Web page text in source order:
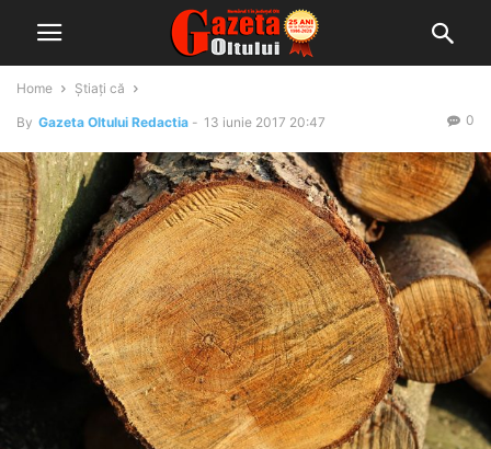
Home Știați că
By Gazeta Oltului Redactia - 13 iunie 2017 20:47 0